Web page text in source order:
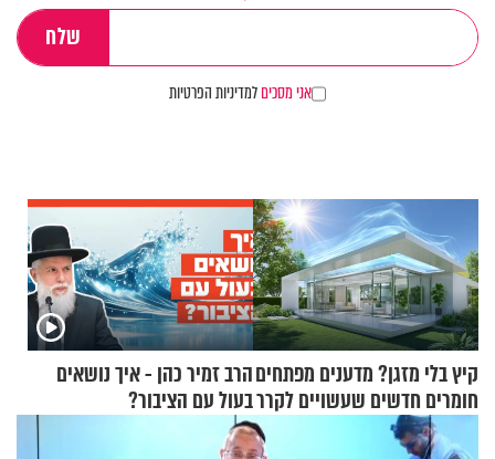
אני מסכיםלמדיניות הפרטיות
קיץ בלי מזגן? מדענים מפתחים
חומרים חדשים שעשויים לקרר
בתים
הרב זמיר כהן - איך נושאים
בעול עם הציבור?